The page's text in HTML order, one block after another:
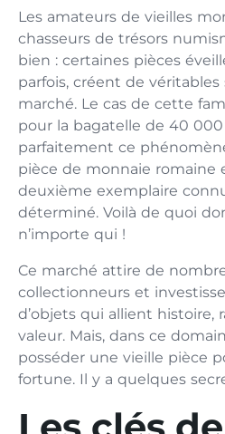
Les amateurs de vieilles
chasseurs de trésors
bien : certaines pièces
parfois, créent de véritables
marché. Le cas de cette
pour la bagatelle de 40
parfaitement ce
pièce de monnaie romaine
deuxième exemplaire
déterminé. Voilà de quoi
n’importe qui !
Ce marché attire de
collectionneurs et
d’objets qui allient histoire,
valeur. Mais, dans ce
posséder une vieille pièce
fortune. Il y a quelques